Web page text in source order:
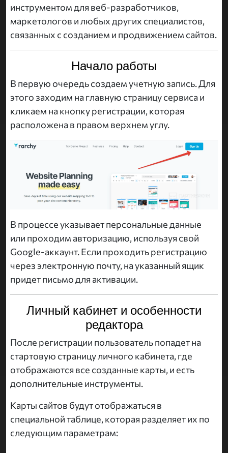
инструментом для веб-разработчиков,
маркетологов и любых других специалистов,
связанных с созданием и продвижением сайтов.
Начало работы
В первую очередь создаем учетную запись. Для
этого заходим на главную страницу сервиса и
кликаем на кнопку регистрации, которая
расположена в правом верхнем углу.
В процессе указывает персональные данные
или проходим авторизацию, используя свой
Google-аккаунт. Если проходить регистрацию
через электронную почту, на указанный ящик
придет письмо для активации.
Личный кабинет и особенности
редактора
После регистрации пользователь попадет на
стартовую страницу личного кабинета, где
отображаются все созданные карты, и есть
дополнительные инструменты.
Карты сайтов будут отображаться в
специальной таблице, которая разделяет их по
следующим параметрам: